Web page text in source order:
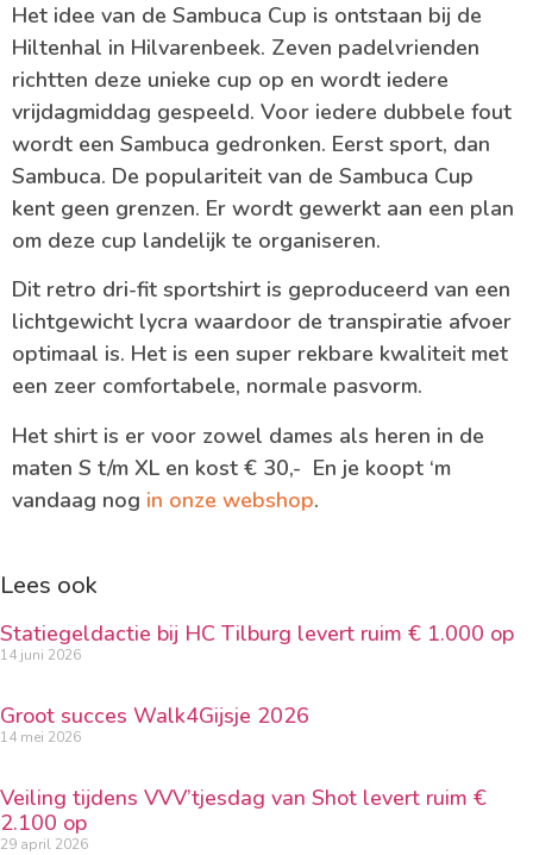
Het idee van de Sambuca Cup is ontstaan bij de
Hiltenhal in Hilvarenbeek. Zeven padelvrienden
richtten deze unieke cup op en wordt iedere
vrijdagmiddag gespeeld. Voor iedere dubbele fout
wordt een Sambuca gedronken. Eerst sport, dan
Sambuca. De populariteit van de Sambuca Cup
kent geen grenzen. Er wordt gewerkt aan een plan
om deze cup landelijk te organiseren.
Dit retro dri-fit sportshirt is geproduceerd van een
lichtgewicht lycra waardoor de transpiratie afvoer
optimaal is. Het is een super rekbare kwaliteit met
een zeer comfortabele, normale pasvorm.
Het shirt is er voor zowel dames als heren in de
maten S t/m XL en kost € 30,- En je koopt ‘m
vandaag nog in onze webshop.
Lees ook
Statiegeldactie bij HC Tilburg levert ruim € 1.000 op
14 juni 2026
Groot succes Walk4Gijsje 2026
14 mei 2026
Veiling tijdens VVV’tjesdag van Shot levert ruim €
2.100 op
29 april 2026